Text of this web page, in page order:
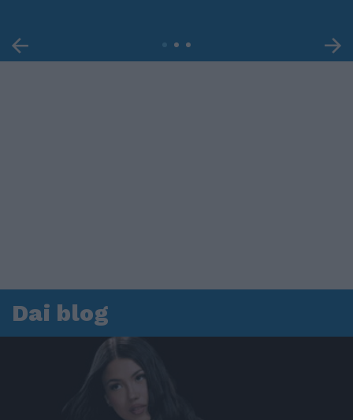
00:00
Leonardo Maria Del Vecchio dall'ex compagna
in ospedale. Le dichiarazioni ai giornalisti